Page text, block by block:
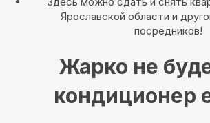
Ярославской области и
посредников!
Жарко не
кондиционер